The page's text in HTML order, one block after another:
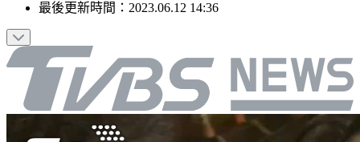
發佈時間：2023.06.12 14:36